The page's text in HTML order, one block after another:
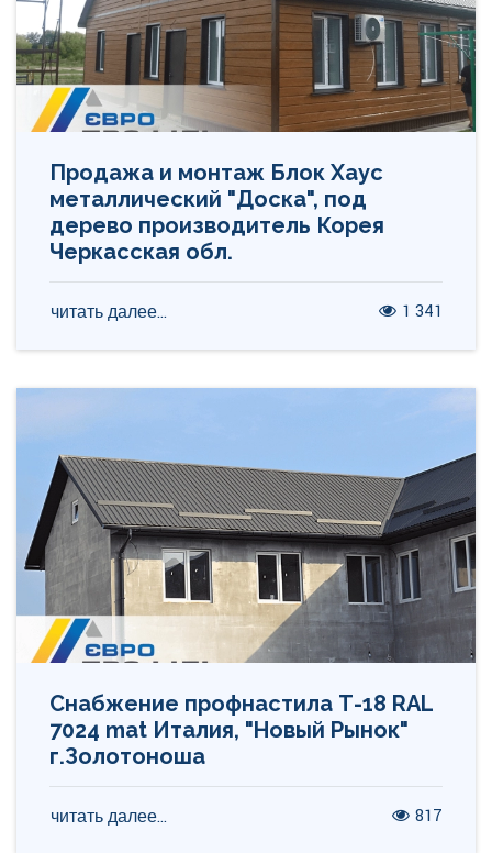
Продажа и монтаж Блок Хаус
металлический "Доска", под
дерево производитель Корея
Черкасская обл.
читать далее... 1 341
Снабжение профнастила Т-18 RAL
7024 mat Италия, "Новый Рынок"
г.Золотоноша
читать далее... 817